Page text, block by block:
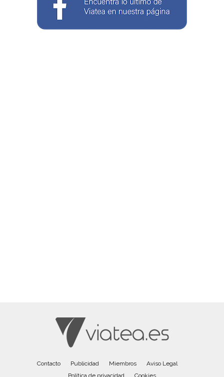
Contacto Publicidad Miembros
Aviso Legal
Política de privacidad
Cookies